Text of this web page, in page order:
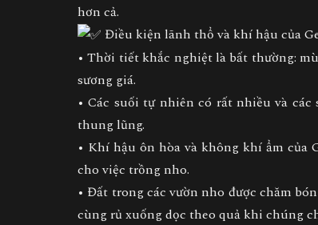
hơn cả.
Điều kiện lãnh thổ và khí hậu của
• Thời tiết khắc nghiệt là bất thường:
sương giá.
• Các suối tự nhiên có rất nhiều và
thung lũng.
• Khí hậu ôn hòa và không khí ẩm
cho việc trồng nho.
• Đất trong các vườn nho được chăm
cùng rủ xuống dọc theo quả khi chúng